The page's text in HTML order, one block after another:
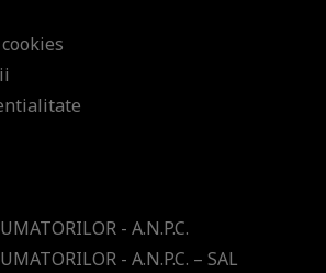
- A.N.P.C.
- A.N.P.C. – SAL